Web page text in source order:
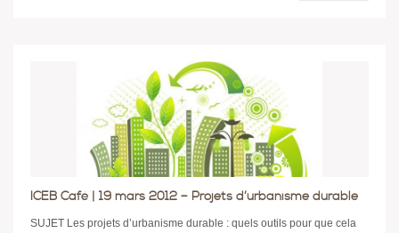
ICEB Café | 19 mars 2012 – Projets d’urbanisme durable
SUJET Les projets d’urbanisme durable : quels outils pour que cela